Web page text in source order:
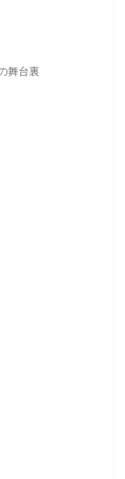
舞台裏